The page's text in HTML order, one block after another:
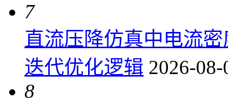
7
直流压降仿真中电流
迭代优化逻辑 2026-
8